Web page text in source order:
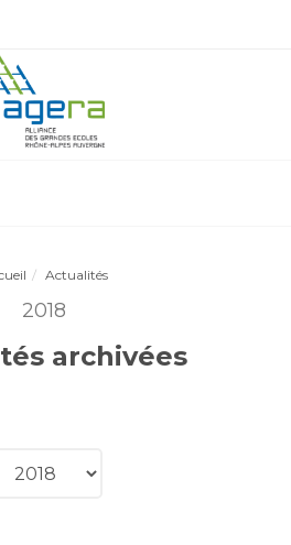
Actualités
2018
archivées